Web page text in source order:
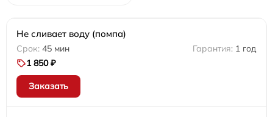
Не сливает воду (помпа)
45 мин
1 год
1 850 ₽
Заказать